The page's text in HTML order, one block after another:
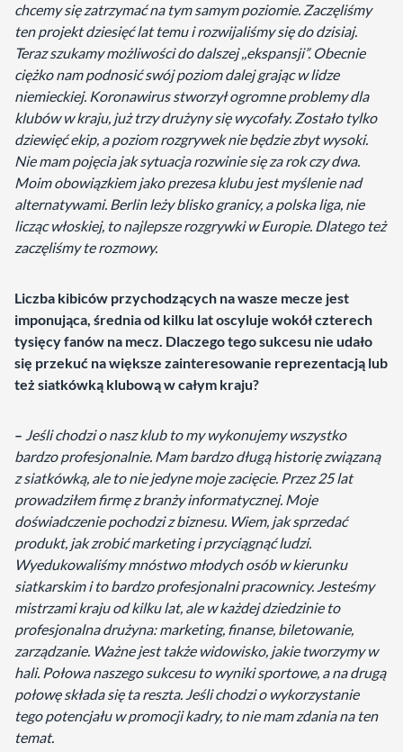
chcemy się zatrzymać na tym samym poziomie. Zaczęliśmy
ten projekt dziesięć lat temu i rozwijaliśmy się do dzisiaj.
Teraz szukamy możliwości do dalszej ,,ekspansji”. Obecnie
ciężko nam podnosić swój poziom dalej grając w lidze
niemieckiej. Koronawirus stworzył ogromne problemy dla
klubów w kraju, już trzy drużyny się wycofały. Zostało tylko
dziewięć ekip, a poziom rozgrywek nie będzie zbyt wysoki.
Nie mam pojęcia jak sytuacja rozwinie się za rok czy dwa.
Moim obowiązkiem jako prezesa klubu jest myślenie nad
alternatywami. Berlin leży blisko granicy, a polska liga, nie
licząc włoskiej, to najlepsze rozgrywki w Europie. Dlatego też
zaczęliśmy te rozmowy.
Liczba kibiców przychodzących na wasze mecze jest
imponująca, średnia od kilku lat oscyluje wokół czterech
tysięcy fanów na mecz. Dlaczego tego sukcesu nie udało
się przekuć na większe zainteresowanie reprezentacją lub
też siatkówką klubową w całym kraju?
– Jeśli chodzi o nasz klub to my wykonujemy wszystko
bardzo profesjonalnie. Mam bardzo długą historię związaną
z siatkówką, ale to nie jedyne moje zacięcie. Przez 25 lat
prowadziłem firmę z branży informatycznej. Moje
doświadczenie pochodzi z biznesu. Wiem, jak sprzedać
produkt, jak zrobić marketing i przyciągnąć ludzi.
Wyedukowaliśmy mnóstwo młodych osób w kierunku
siatkarskim i to bardzo profesjonalni pracownicy. Jesteśmy
mistrzami kraju od kilku lat, ale w każdej dziedzinie to
profesjonalna drużyna: marketing, finanse, biletowanie,
zarządzanie. Ważne jest także widowisko, jakie tworzymy w
hali. Połowa naszego sukcesu to wyniki sportowe, a na drugą
połowę składa się ta reszta. Jeśli chodzi o wykorzystanie
tego potencjału w promocji kadry, to nie mam zdania na ten
temat.